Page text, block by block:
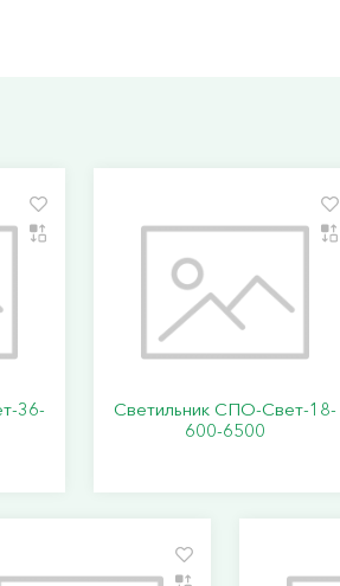
36-
Светильник СПО-Свет-18-
600-6500